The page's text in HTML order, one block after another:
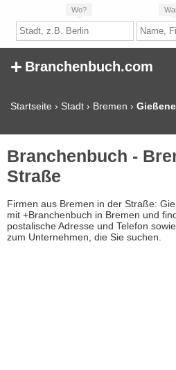
Wo?
+ Branchenbuch.com
Startseite › Stadt › Bremen ›
Branchenbuch -
Straße
Firmen aus Bremen in der Straße:
mit +Branchenbuch in Bremen und
postalische Adresse und Telefon
zum Unternehmen, die Sie suchen.